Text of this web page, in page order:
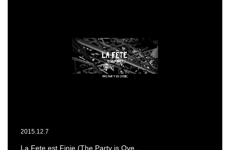
2015.12.7
La Fete est Finie (The Party is Ove…